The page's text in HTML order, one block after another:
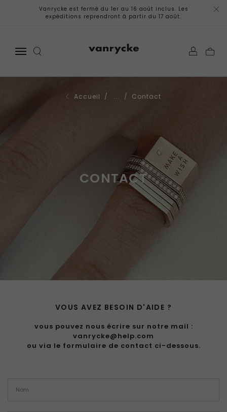
Vanrycke est fermé du 1er au 16 août inclus. Les
expéditions reprendront à partir du 17 août.
Accueil / ... / Contact
CONTACT
VOUS AVEZ BESOIN D'AIDE ?
vous pouvez nous écrire sur notre mail :
vanrycke@help.com
ou via le formulaire de contact ci-dessous.